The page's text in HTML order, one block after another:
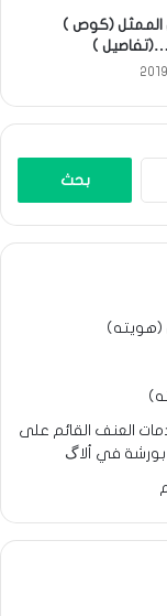
(كوص )
)
(هويته)
خدمات العنف القائم على
بورشة في ألاگ